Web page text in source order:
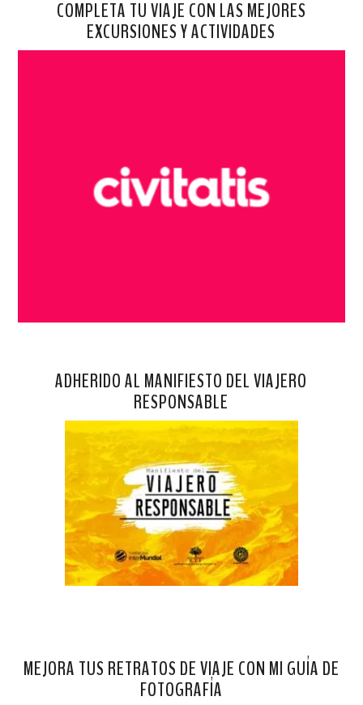
COMPLETA TU VIAJE CON LAS MEJORES
EXCURSIONES Y ACTIVIDADES
ADHERIDO AL MANIFIESTO DEL VIAJERO
RESPONSABLE
MEJORA TUS RETRATOS DE VIAJE CON MI GUÍA DE
FOTOGRAFÍA